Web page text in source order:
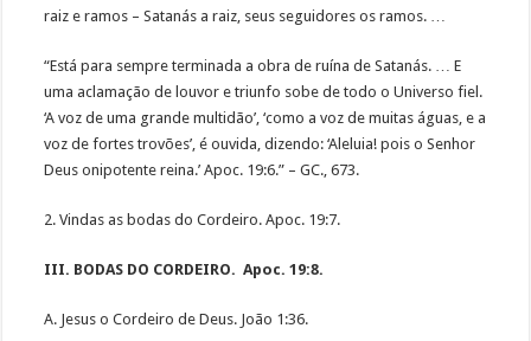
raiz e ramos – Satanás a raiz, seus seguidores os ramos. …
“Está para sempre terminada a obra de ruína de Satanás. … E
uma aclamação de louvor e triunfo sobe de todo o Universo fiel.
‘A voz de uma grande multidão’, ‘como a voz de muitas águas, e a
voz de fortes trovões’, é ouvida, dizendo: ‘Aleluia! pois o Senhor
Deus onipotente reina.’ Apoc. 19:6.” – GC., 673.
2. Vindas as bodas do Cordeiro. Apoc. 19:7.
III. BODAS DO CORDEIRO. Apoc. 19:8.
A. Jesus o Cordeiro de Deus. João 1:36.